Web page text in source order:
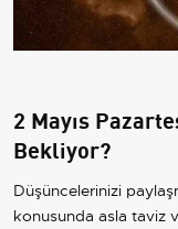
2 Mayıs
Bekliyor?
Düşüncelerinizi
konusunda asla taviz